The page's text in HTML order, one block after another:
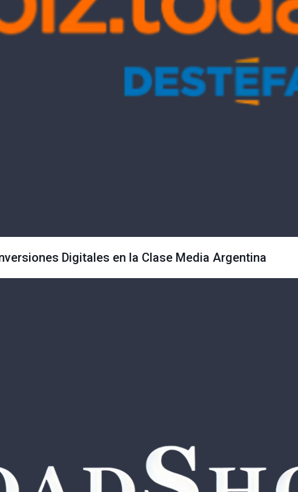
Digitales en la Clase Media Argentina